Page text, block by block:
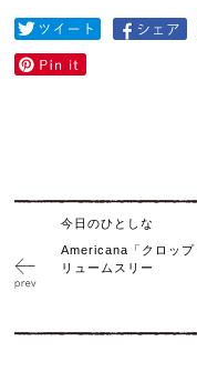
今日のひとしな
Americana「クロップ
リュームスリー